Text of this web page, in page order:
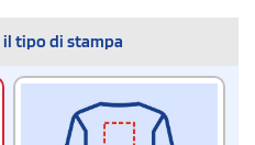
tipo di stampa